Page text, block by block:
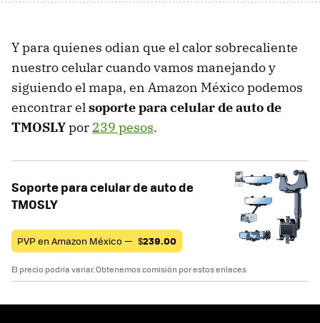
Y para quienes odian que el calor sobrecaliente
nuestro celular cuando vamos manejando y
siguiendo el mapa, en Amazon México podemos
encontrar elsoporte para celular de auto de
TMOSLYpor 239 pesos.
Soporte para celular de auto de
TMOSLY
PVP en Amazon México — $239.00
El precio podría variar. Obtenemos comisión por estos enlaces